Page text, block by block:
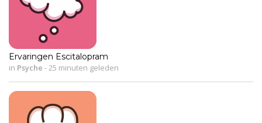
Ervaringen Escitalopram
in Psyche - 25 minuten geleden